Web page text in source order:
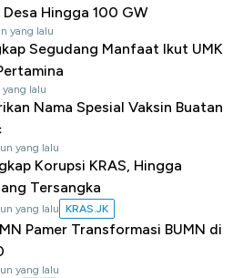
Desa Hingga 100 GW
yang lalu
Segudang Manfaat Ikut UMK
yang lalu
Nama Spesial Vaksin Buatan
yang lalu
Korupsi KRAS, Hingga
Tersangka
yang lalu KRAS.JK
Pamer Transformasi BUMN di
yang lalu